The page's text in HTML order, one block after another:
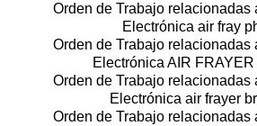
Orden de Trabajo relacionadas
Electrónica air fray
Orden de Trabajo relacionadas
Electrónica AIR FRAYER
Orden de Trabajo relacionadas
Electrónica air frayer
Orden de Trabajo relacionadas